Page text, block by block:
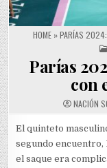
HOME »PARÍAS 2024:
Parías
con
NACIÓN
El quinteto
segundo encuentro,
el saque era